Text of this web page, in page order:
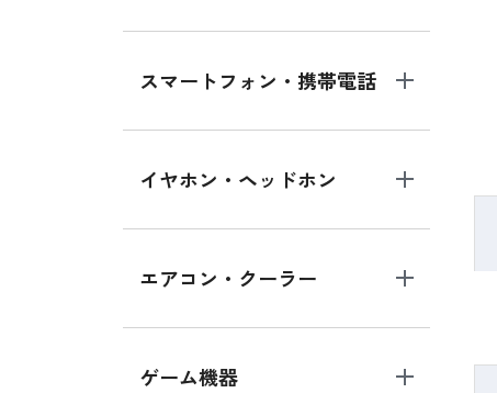
スマートフォン・携帯電話
イヤホン・ヘッドホン
エアコン・クーラー
ゲーム機器